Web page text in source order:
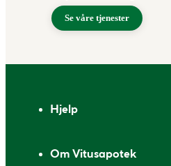
Se våre tjenester
Hjelp
Om Vitusapotek